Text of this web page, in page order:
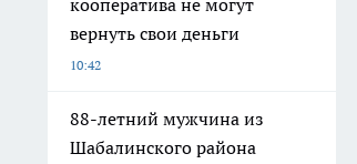
кооператива не могут
вернуть свои деньги
10:42
88-летний мужчина из
Шабалинского района